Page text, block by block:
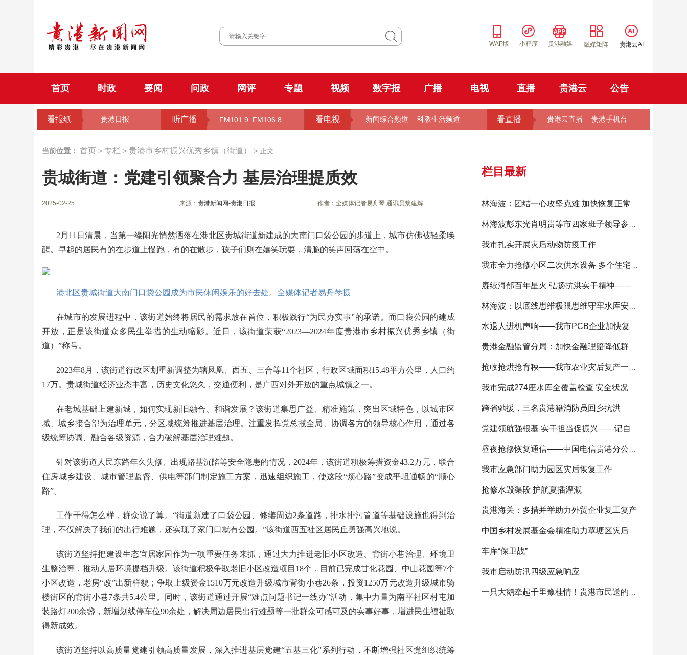
WAP版 小程序 贵港融媒 融媒矩阵 贵港云AI
首页 时政 要闻 问政 网评 专题 视频 数字报 广播 电视 直播 贵港云 公告
看报纸 贵港日报 听广播 FM101.9 FM106.8 看电视 新闻综合频道 科教生活频道 看直播 贵港云直播 贵港手机台
当前位置： 首页 > 专栏 > 贵港市乡村振兴优秀乡镇（街道） > 正文
贵城街道：党建引领聚合力 基层治理提质效
2025-02-25 来源：贵港新闻网-贵港日报 作者：全媒体记者易舟琴 通讯员黎建辉
2月11日清晨，当第一缕阳光悄然洒落在港北区贵城街道新建成的大南门口袋公园的步道上，城市仿佛被轻柔唤
醒。早起的居民有的在步道上慢跑，有的在散步，孩子们则在嬉笑玩耍，清脆的笑声回荡在空中。
港北区贵城街道大南门口袋公园成为市民休闲娱乐的好去处。全媒体记者易舟琴摄
在城市的发展进程中，该街道始终将居民的需求放在首位，积极践行“为民办实事”的承诺。而口袋公园的建成
开放，正是该街道众多民生举措的生动缩影。近日，该街道荣获“2023—2024年度贵港市乡村振兴优秀乡镇（街
道）”称号。
2023年8月，该街道行政区划重新调整为辖凤凰、西五、三合等11个社区，行政区域面积15.48平方公里，人口约
17万。贵城街道经济业态丰富，历史文化悠久，交通便利，是广西对外开放的重点城镇之一。
在老城基础上建新城，如何实现新旧融合、和谐发展？该街道集思广益、精准施策，突出区域特色，以城市区
域、城乡接合部为治理单元，分区域统筹推进基层治理。注重发挥党总揽全局、协调各方的领导核心作用，通过各
级统筹协调、融合各级资源，合力破解基层治理难题。
针对该街道人民东路年久失修、出现路基沉陷等安全隐患的情况，2024年，该街道积极筹措资金43.2万元，联合
住房城乡建设、城市管理监督、供电等部门制定施工方案，迅速组织施工，使这段“烦心路”变成平坦通畅的“顺心
路”。
工作干得怎么样，群众说了算。“街道新建了口袋公园、修缮周边2条道路，排水排污管道等基础设施也得到治
理，不仅解决了我们的出行难题，还实现了家门口就有公园。”该街道西五社区居民丘勇强高兴地说。
该街道坚持把建设生态宜居家园作为一项重要任务来抓，通过大力推进老旧小区改造、背街小巷治理、环境卫
生整治等，推动人居环境提档升级。该街道积极争取老旧小区改造项目18个，目前已完成甘化花园、中山花园等7个
小区改造，老房“改”出新样貌；争取上级资金1510万元改造升级城市背街小巷26条，投资1250万元改造升级城市骑
楼街区的背街小巷7条共5.4公里。同时，该街道通过开展“难点问题书记一线办”活动，集中力量为南平社区村屯加
装路灯200余盏，新增划线停车位90余处，解决周边居民出行难题等一批群众可感可及的实事好事，增进民生福祉取
得新成效。
该街道坚持以高质量党建引领高质量发展，深入推进基层党建“五基三化”系列行动，不断增强社区党组织统筹
栏目最新
我市扎实开展灾后动物防疫工作
跨省驰援，三名贵港籍消防员回乡抗洪
我市应急部门助力园区灾后恢复工作
抢修水毁渠段 护航夏插灌溉
贵港海关：多措并举助力外贸企业复工复产
车库“保卫战”
我市启动防汛四级应急响应